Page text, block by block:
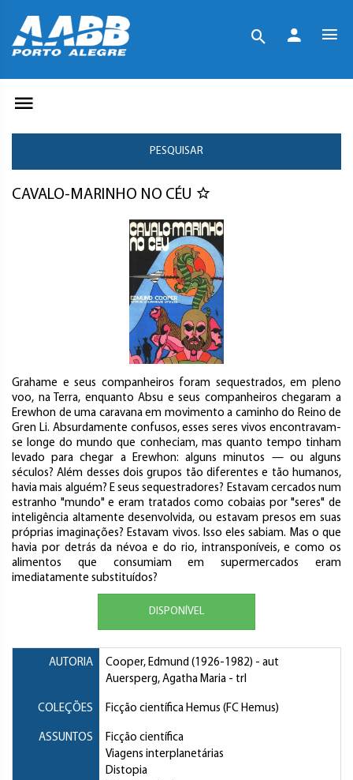
PESQUISAR
CAVALO-MARINHO NO CÉU
Grahame e seus companheiros foram sequestrados, em pleno
voo, na Terra, enquanto Absu e seus companheiros chegaram a
Erewhon de uma caravana em movimento a caminho do Reino de
Gren Li. Absurdamente confusos, esses seres vivos encontravam-
se longe do mundo que conheciam, mas quanto tempo tinham
levado para chegar a Erewhon: alguns minutos — ou alguns
séculos? Além desses dois grupos tão diferentes e tão humanos,
havia mais alguém? E seus sequestradores? Estavam cercados num
estranho "mundo" e eram tratados como cobaias por "seres" de
inteligência altamente desenvolvida, ou estavam presos em suas
próprias imaginações? Estavam vivos. Isso eles sabiam. Mas o que
havia por detrás da névoa e do rio, intransponíveis, e como os
alimentos que consumiam em supermercados eram
imediatamente substituídos?
DISPONÍVEL
AUTORIA Cooper, Edmund (1926-1982) - aut
Auersperg, Agatha Maria - trl
COLEÇÕES Ficção científica Hemus (FC Hemus)
ASSUNTOS
Ficção científica
Viagens interplanetárias
Distopia